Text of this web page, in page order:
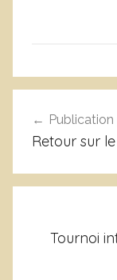
N
c
l
deRetour sur
Tournoi